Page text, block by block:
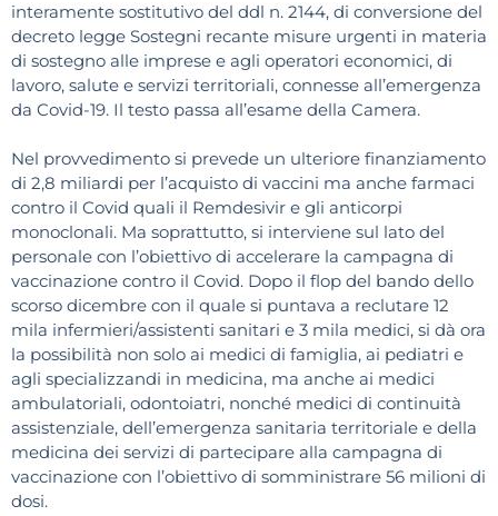
interamente sostitutivo del ddl n. 2144, di conversione del
decreto legge Sostegni recante misure urgenti in materia
di sostegno alle imprese e agli operatori economici, di
lavoro, salute e servizi territoriali, connesse all’emergenza
da Covid-19. Il testo passa all’esame della Camera.
Nel provvedimento si prevede un ulteriore finanziamento
di 2,8 miliardi per l’acquisto di vaccini ma anche farmaci
contro il Covid quali il Remdesivir e gli anticorpi
monoclonali. Ma soprattutto, si interviene sul lato del
personale con l’obiettivo di accelerare la campagna di
vaccinazione contro il Covid. Dopo il flop del bando dello
scorso dicembre con il quale si puntava a reclutare 12
mila infermieri/assistenti sanitari e 3 mila medici, si dà ora
la possibilità non solo ai medici di famiglia, ai pediatri e
agli specializzandi in medicina, ma anche ai medici
ambulatoriali, odontoiatri, nonché medici di continuità
assistenziale, dell’emergenza sanitaria territoriale e della
medicina dei servizi di partecipare alla campagna di
vaccinazione con l’obiettivo di somministrare 56 milioni di
dosi.